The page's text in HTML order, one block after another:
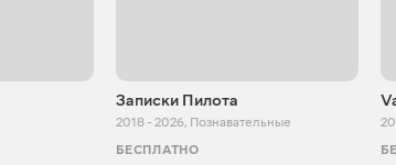
Записки Пилота
2018 - 2026, Познавательные
БЕСПЛАТНО